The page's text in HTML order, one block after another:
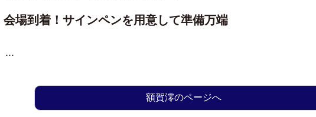
会場到着！サインペンを用意して準備万端
...
額賀澪のページへ